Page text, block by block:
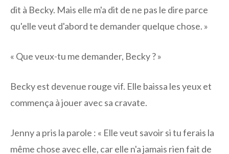
dit à Becky. Mais elle m'a dit de ne pas le dire parce
qu'elle veut d'abord te demander quelque chose. »
« Que veux-tu me demander, Becky ? »
Becky est devenue rouge vif. Elle baissa les yeux et
commença à jouer avec sa cravate.
Jenny a pris la parole : « Elle veut savoir si tu ferais la
même chose avec elle, car elle n'a jamais rien fait de